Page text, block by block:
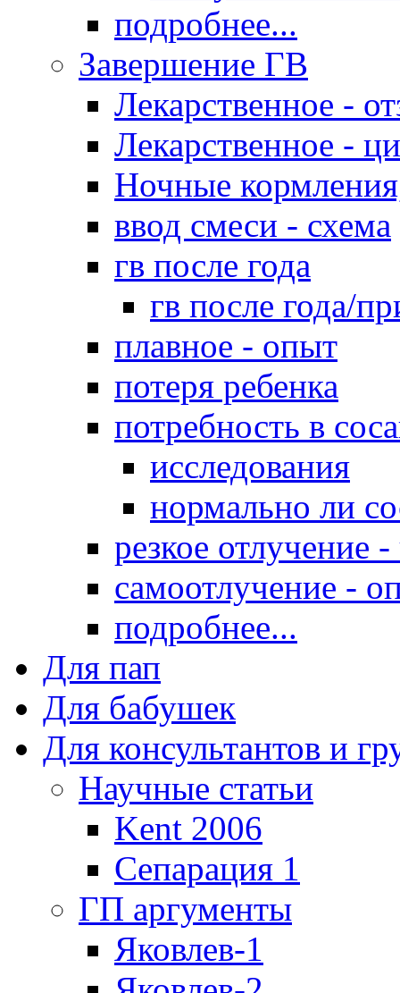
подробнее...
Завершение ГВ
Лекарственное -
Лекарственное -
Ночные
ввод смеси - схема
гв после года
гв после года/
плавное - опыт
потеря ребенка
потребность в
исследования
нормально ли
резкое отлучение
самоотлучение -
подробнее...
Для пап
Для бабушек
Для консультантов и
Научные статьи
Kent 2006
Сепарация 1
ГП аргументы
Яковлев-1